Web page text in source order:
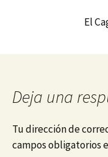
El
Deja una
Tu dirección de
campos obligatorios